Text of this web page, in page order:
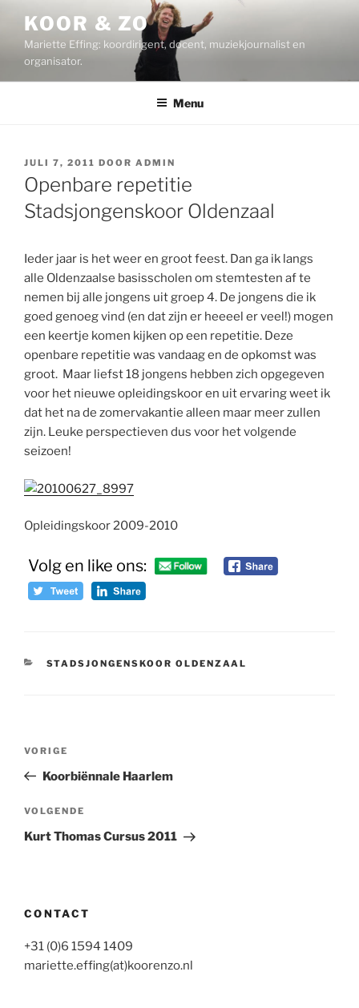
inhoud
KOOR & ZO
Mariette Effing: koordirigent, docent, muziekjournalist en
organisator.
Menu
GEPLAATST
OP
JULI 7, 2011 DOOR ADMIN
Openbare repetitie
Stadsjongenskoor Oldenzaal
Ieder jaar is het weer en groot feest. Dan ga ik langs
alle Oldenzaalse basisscholen om stemtesten af te
nemen bij alle jongens uit groep 4. De jongens die ik
goed genoeg vind (en dat zijn er heeeel er veel!) mogen
een keertje komen kijken op een repetitie. Deze
openbare repetitie was vandaag en de opkomst was
groot. Maar liefst 18 jongens hebben zich opgegeven
voor het nieuwe opleidingskoor en uit ervaring weet ik
dat het na de zomervakantie alleen maar meer zullen
zijn. Leuke perspectieven dus voor het volgende
seizoen!
Opleidingskoor 2009-2010
Volg en like ons:
CATEGORIEËN
STADSJONGENSKOOR OLDENZAAL
Vorig
bericht
VORIGE
Koorbiënnale Haarlem
Volgend
bericht
VOLGENDE
Kurt Thomas Cursus 2011
CONTACT
+31 (0)6 1594 1409
mariette.effing(at)koorenzo.nl